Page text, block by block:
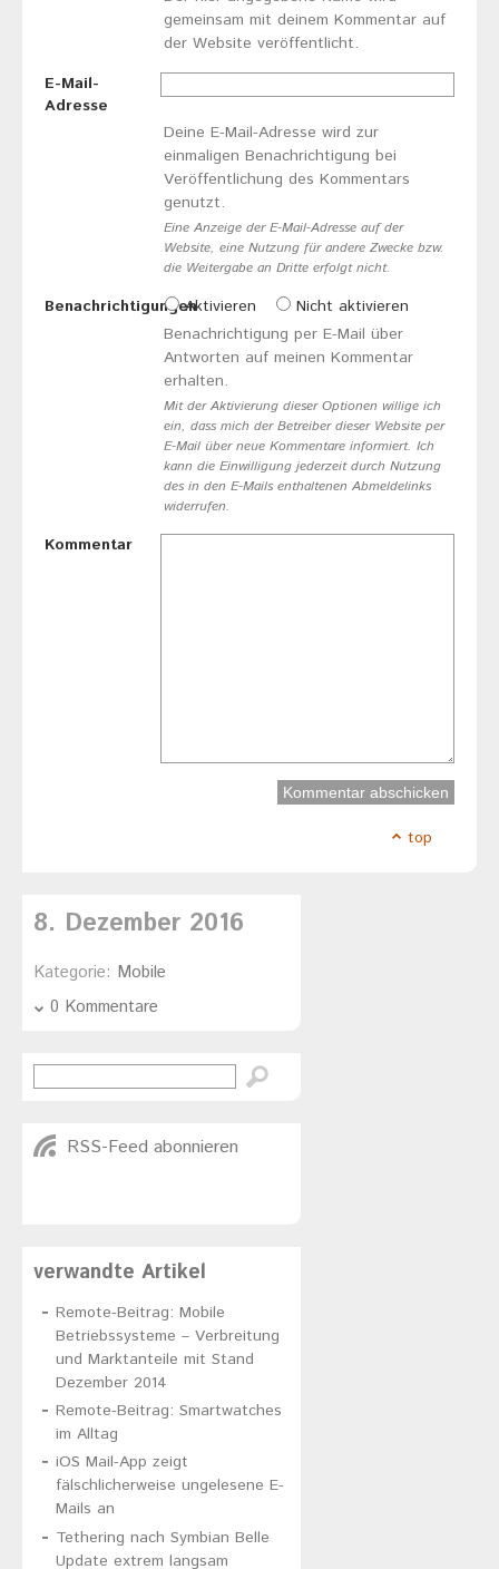
gemeinsam mit deinem Kommentar auf
der Website veröffentlicht.
E-Mail-
Adresse
Deine E-Mail-Adresse wird zur
einmaligen Benachrichtigung bei
Veröffentlichung des Kommentars
genutzt.
Eine Anzeige der E-Mail-Adresse auf der
Website, eine Nutzung für andere Zwecke bzw.
die Weitergabe an Dritte erfolgt nicht.
BenachrichtigungenAktivieren
Nicht aktivieren
Benachrichtigung per E-Mail über
Antworten auf meinen Kommentar
erhalten.
Mit der Aktivierung dieser Optionen willige ich
ein, dass mich der Betreiber dieser Website per
E-Mail über neue Kommentare informiert. Ich
kann die Einwilligung jederzeit durch Nutzung
des in den E-Mails enthaltenen Abmeldelinks
widerrufen.
Kommentar
top
8. Dezember 2016
Kategorie: Mobile
0 Kommentare
RSS-Feed abonnieren
verwandte Artikel
Remote-Beitrag: Mobile
Betriebssysteme – Verbreitung
und Marktanteile mit Stand
Dezember 2014
Remote-Beitrag: Smartwatches
im Alltag
iOS Mail-App zeigt
fälschlicherweise ungelesene E-
Mails an
Tethering nach Symbian Belle
Update extrem langsam